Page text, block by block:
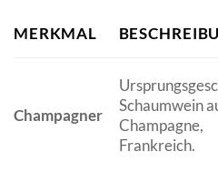
MERKMAL
Champagner
Schaumwein
Champagne,
Frankreich.